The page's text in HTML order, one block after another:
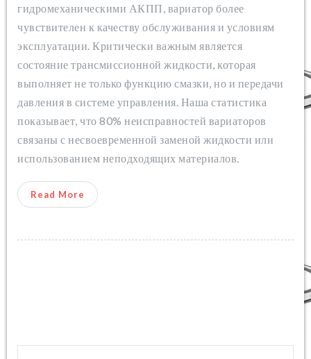
гидромеханическими АКПП, вариатор более
чувствителен к качеству обслуживания и условиям
эксплуатации. Критически важным является
состояние трансмиссионной жидкости, которая
выполняет не только функцию смазки, но и передачи
давления в системе управления. Наша статистика
показывает, что 80% неисправностей вариаторов
связаны с несвоевременной заменой жидкости или
использованием неподходящих материалов.
Read More